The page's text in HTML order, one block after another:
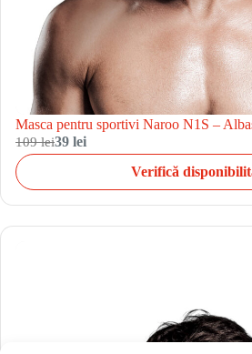
Masca pentru sportivi Naroo N1S –
109 lei39 lei
Verifică